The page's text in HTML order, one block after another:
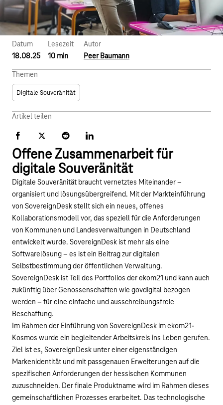
Datum
18.08.25
Lesezeit
10 min
Autor
Peer Baumann
Themen
Digitale Souveränität
Artikel teilen
Facebook
X Reddit LinkedIn
Offene Zusammenarbeit für
digitale Souveränität
Digitale Souveränität braucht vernetztes Miteinander –
organisiert und lösungsübergreifend. Mit der Markteinführung
von SovereignDesk stellt sich ein neues, offenes
Kollaborationsmodell vor, das speziell für die Anforderungen
von Kommunen und Landesverwaltungen in Deutschland
entwickelt wurde. SovereignDesk ist mehr als eine
Softwarelösung – es ist ein Beitrag zur digitalen
Selbstbestimmung der öffentlichen Verwaltung.
SovereignDesk ist Teil des Portfolios der ekom21 und kann auch
zukünftig über Genossenschaften wie govdigital bezogen
werden – für eine einfache und ausschreibungsfreie
Beschaffung.
Im Rahmen der Einführung von SovereignDesk im ekom21-
Kosmos wurde ein begleitender Arbeitskreis ins Leben gerufen.
Ziel ist es, SovereignDesk unter einer eigenständigen
Markenidentität und mit passgenauen Erweiterungen auf die
spezifischen Anforderungen der hessischen Kommunen
zuzuschneiden. Der finale Produktname wird im Rahmen dieses
gemeinschaftlichen Prozesses erarbeitet. Das technologische